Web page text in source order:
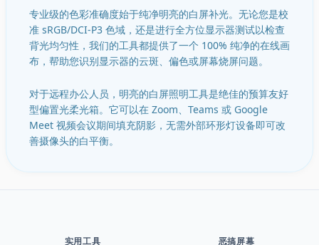
专业级的色彩准确度始于纯净明亮的白屏补光。无论您是校
准 sRGB/DCI-P3 色域，还是进行全方位显示器测试以检查
背光均匀性，我们的工具都提供了一个 100% 纯净的在线画
布，帮助您识别显示器的云斑、偏色或屏幕烧屏问题。
对于远程办公人员，明亮的白屏照明工具是绝佳的预算友好
型偏置光柔光箱。它可以在 Zoom、Teams 或 Google
Meet 视频会议期间填充阴影，无需外部环形灯设备即可改
善摄像头的白平衡。
实用工具 恶搞屏幕